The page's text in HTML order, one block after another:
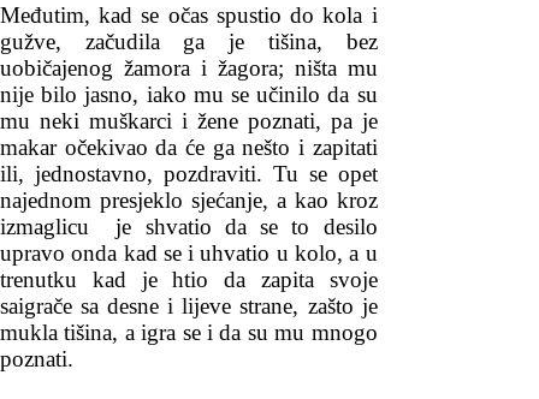
Međutim, kad se očas spustio do kola i
gužve, začudila ga je tišina, bez
uobičajenog žamora i žagora; ništa mu
nije bilo jasno, iako mu se učinilo da su
mu neki muškarci i žene poznati, pa je
makar očekivao da će ga nešto i zapitati
ili, jednostavno, pozdraviti. Tu se opet
najednom presjeklo sjećanje, a kao kroz
izmaglicu je shvatio da se to desilo
upravo onda kad se i uhvatio u kolo, a u
trenutku kad je htio da zapita svoje
saigrače sa desne i lijeve strane, zašto je
mukla tišina, a igra se i da su mu mnogo
poznati.